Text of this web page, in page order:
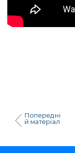
Попередні
й матеріал